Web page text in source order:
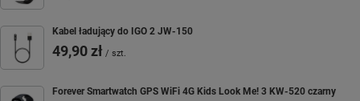
Kabel ładujący do IGO 2 JW-150
49,90 zł / szt.
Forever Smartwatch GPS WiFi 4G Kids Look Me! 3 KW-520 czarny